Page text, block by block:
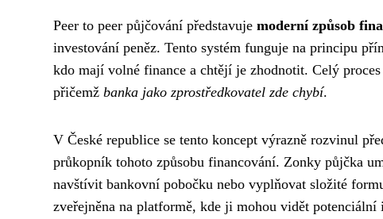
Peer to peer půjčování představuje moderní způsob
investování peněz. Tento systém funguje na principu
kdo mají volné finance a chtějí je zhodnotit. Celý
přičemž banka jako zprostředkovatel zde chybí.
V České republice se tento koncept výrazně rozvinul
průkopník tohoto způsobu financování. Zonky půjčka
navštívit bankovní pobočku nebo vyplňovat složité
zveřejněna na platformě, kde ji mohou vidět